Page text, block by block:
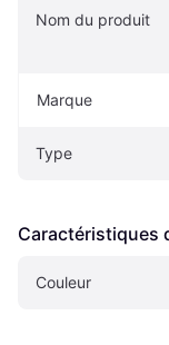
Nom du produit
Marque
Type
Caractéristiques
Couleur